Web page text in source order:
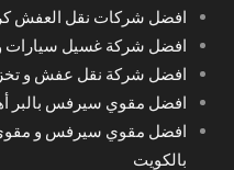
افضل شركات نقل العفش
افضل شركة غسيل سيارات
افضل شركة نقل عفش و
افضل مقوي سيرفس بالبر
افضل مقوي سيرفس و
بالكويت